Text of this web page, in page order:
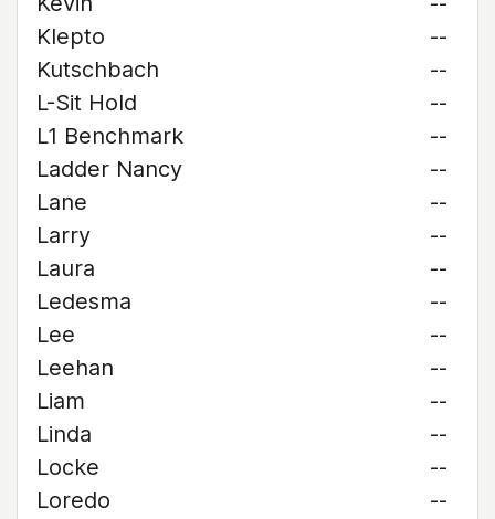
Klepto
--
Kutschbach
--
L-Sit Hold
--
L1 Benchmark
--
Ladder Nancy
--
Lane
--
Larry
--
Laura
--
Ledesma
--
Lee
--
Leehan
--
Liam
--
Linda
--
Locke
--
Loredo
--